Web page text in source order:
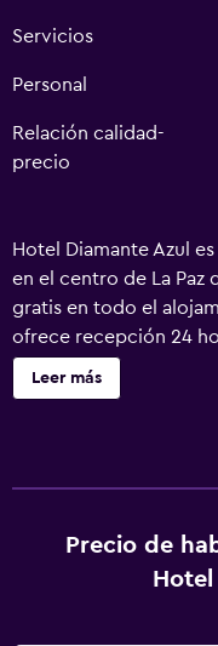
Servicios
Personal
Relación calidad-
precio
Hotel Diamante Azul
en el centro de La
gratis en todo el
ofrece recepción 24
turística. El
cambio de moneda.
a 19 min a pie del
Buenos Aires está a 3
Leer más
Precio de